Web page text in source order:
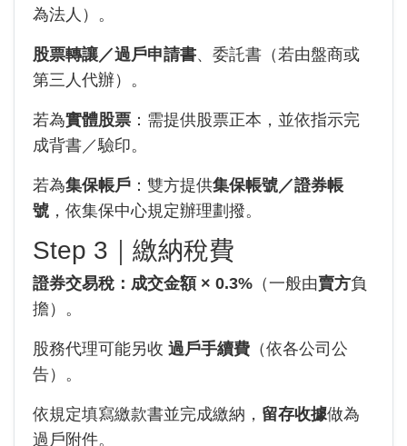
為法人）。
股票轉讓／過戶申請書、委託書（若由盤商或
第三人代辦）。
若為實體股票 ：需提供股票正本，並依指示完
成背書／驗印。
若為集保帳戶 ：雙方提供集保帳號／證券帳
號 ，依集保中心規定辦理劃撥。
Step 3｜繳納稅費
證券交易稅：成交金額 × 0.3% （一般由賣方負
擔）。
股務代理可能另收 過戶手續費 （依各公司公
告）。
依規定填寫繳款書並完成繳納， 留存收據做為
過戶附件。